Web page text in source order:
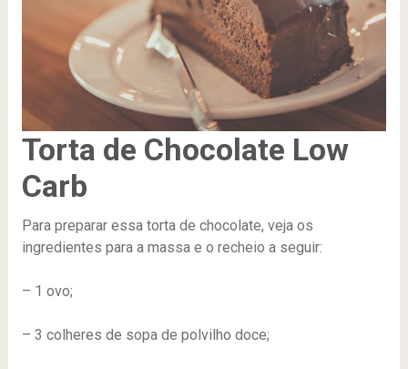
Torta de Chocolate Low
Carb
Para preparar essa torta de chocolate, veja os
ingredientes para a massa e o recheio a seguir:
– 1 ovo;
– 3 colheres de sopa de polvilho doce;